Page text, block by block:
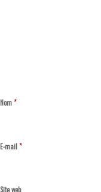
Nom*
E-mail*
Site web